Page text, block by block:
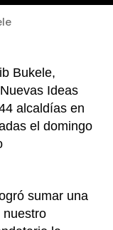
de
Bukele,
Ideas
alcaldías en
el domingo
sumar una
nuestro